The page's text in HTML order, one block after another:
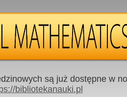
są już dostępne w
bibliotekanauki.pl